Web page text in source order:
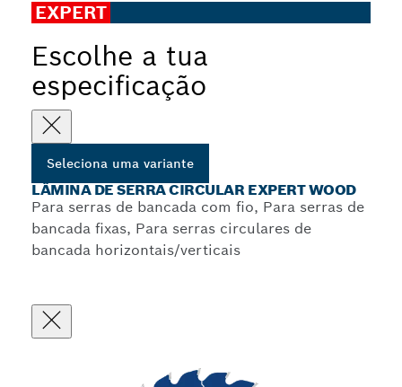
EXPERT
Escolhe a tua
especificação
Seleciona uma variante
LÂMINA DE SERRA CIRCULAR EXPERT WOOD
Para serras de bancada com fio, Para serras de
bancada fixas, Para serras circulares de
bancada horizontais/verticais